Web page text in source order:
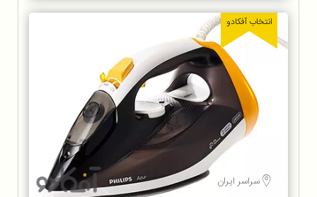
انتخاب آفکادو
سراسر ایران